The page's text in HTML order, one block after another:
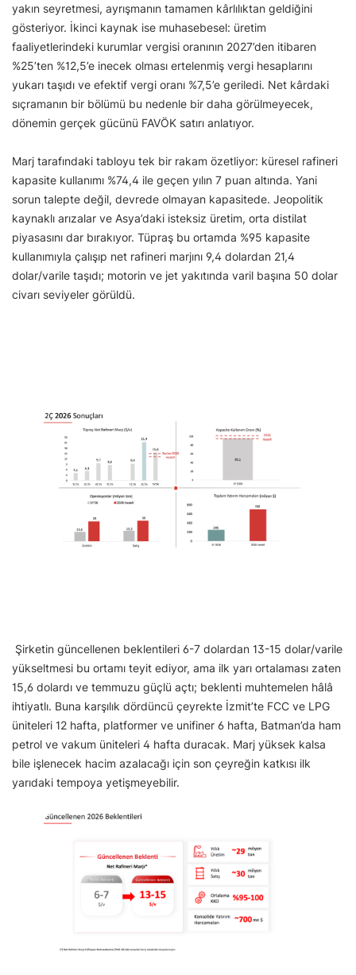
yakın seyretmesi, ayrışmanın tamamen kârlılıktan geldiğini
gösteriyor. İkinci kaynak ise muhasebesel: üretim
faaliyetlerindeki kurumlar vergisi oranının 2027’den itibaren
%25’ten %12,5’e inecek olması ertelenmiş vergi hesaplarını
yukarı taşıdı ve efektif vergi oranı %7,5’e geriledi. Net kârdaki
sıçramanın bir bölümü bu nedenle bir daha görülmeyecek,
dönemin gerçek gücünü FAVÖK satırı anlatıyor.
Marj tarafındaki tabloyu tek bir rakam özetliyor: küresel rafineri
kapasite kullanımı %74,4 ile geçen yılın 7 puan altında. Yani
sorun talepte değil, devrede olmayan kapasitede. Jeopolitik
kaynaklı arızalar ve Asya’daki isteksiz üretim, orta distilat
piyasasını dar bırakıyor. Tüpraş bu ortamda %95 kapasite
kullanımıyla çalışıp net rafineri marjını 9,4 dolardan 21,4
dolar/varile taşıdı; motorin ve jet yakıtında varil başına 50 dolar
civarı seviyeler görüldü.
Şirketin güncellenen beklentileri 6-7 dolardan 13-15 dolar/varile
yükseltmesi bu ortamı teyit ediyor, ama ilk yarı ortalaması zaten
15,6 dolardı ve temmuzu güçlü açtı; beklenti muhtemelen hâlâ
ihtiyatlı. Buna karşılık dördüncü çeyrekte İzmit’te FCC ve LPG
üniteleri 12 hafta, platformer ve unifiner 6 hafta, Batman’da ham
petrol ve vakum üniteleri 4 hafta duracak. Marj yüksek kalsa
bile işlenecek hacim azalacağı için son çeyreğin katkısı ilk
yarıdaki tempoya yetişmeyebilir.